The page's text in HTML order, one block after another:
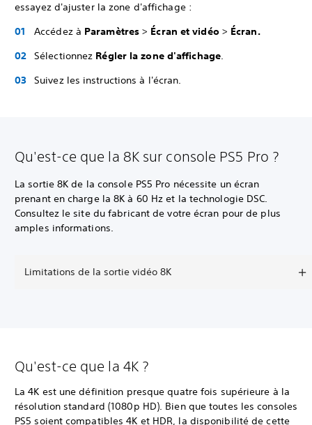
essayez d'ajuster la zone d'affichage :
Accédez à Paramètres> Écran et vidéo > Écran.
Sélectionnez Régler la zone d'affichage.
Suivez les instructions à l'écran.
Qu'est-ce que la 8K sur console PS5 Pro ?
La sortie 8K de la console PS5 Pro nécessite un écran
prenant en charge la 8K à 60 Hz et la technologie DSC.
Consultez le site du fabricant de votre écran pour de plus
amples informations.
Limitations de la sortie vidéo 8K
Qu'est-ce que la 4K ?
La 4K est une définition presque quatre fois supérieure à la
résolution standard (1080p HD). Bien que toutes les consoles
PS5 soient compatibles 4K et HDR, la disponibilité de cette